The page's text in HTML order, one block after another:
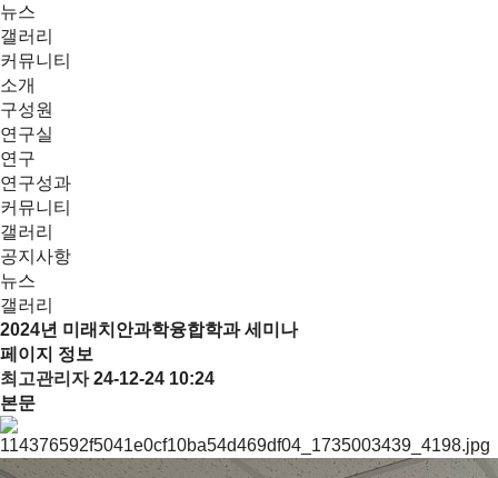
뉴스
갤러리
커뮤니티
소개
구성원
연구실
연구
연구성과
커뮤니티
갤러리
공지사항
뉴스
갤러리
2024년 미래치안과학융합학과 세미나
페이지 정보
최고관리자 24-12-24 10:24
본문